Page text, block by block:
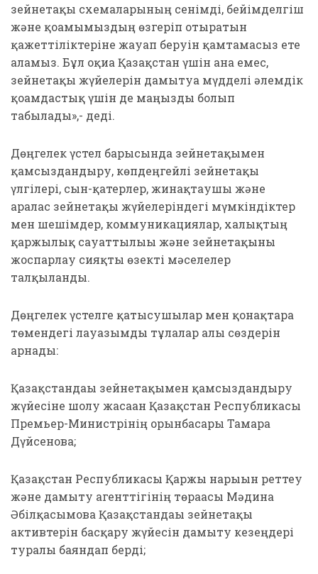
зейнетақы схемаларының сенімді, бейімделгіш
және қоғамымыздың өзгеріп отыратын
қажеттіліктеріне жауап беруін қамтамасыз ете
аламыз. Бұл оқиға Қазақстан үшін ғана емес,
зейнетақы жүйелерін дамытуға мүдделі әлемдік
қоғамдастық үшін де маңызды болып
табылады»,- деді.
Дөңгелек үстел барысында зейнетақымен
қамсыздандыру, көпдеңгейлі зейнетақы
үлгілері, сын-қатерлер, жинақтаушы және
аралас зейнетақы жүйелеріндегі мүмкіндіктер
мен шешімдер, коммуникациялар, халықтың
қаржылық сауаттылығы және зейнетақыны
жоспарлау сияқты өзекті мәселелер
талқыланды.
Дөңгелек үстелге қатысушылар мен қонақтарға
төмендегі лауазымды тұлғалар алғы сөздерін
арнады:
Қазақстандағы зейнетақымен қамсыздандыру
жүйесіне шолу жасаған Қазақстан Республикасы
Премьер-Министрінің орынбасары Тамара
Дүйсенова;
Қазақстан Республикасы Қаржы нарығын реттеу
және дамыту агенттігінің төрағасы Мәдина
Әбілқасымова Қазақстандағы зейнетақы
активтерін басқару жүйесін дамыту кезеңдері
туралы баяндап берді;